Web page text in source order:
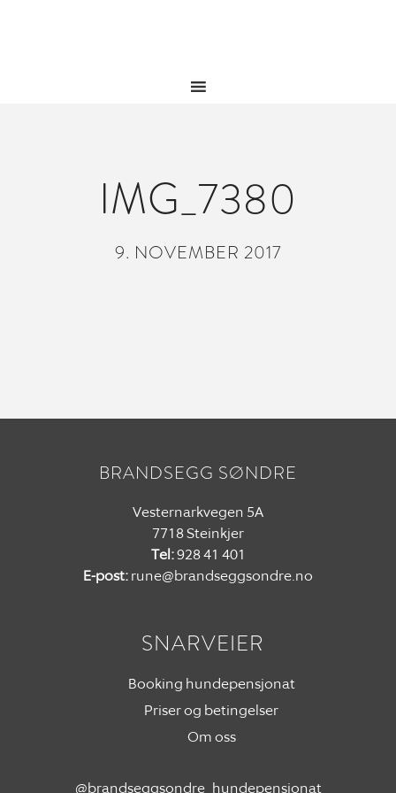
IMG_7380
9. NOVEMBER 2017
BRANDSEGG SØNDRE
Vesternarkvegen 5A
7718 Steinkjer
Tel:928 41 401
E-post:rune@brandseggsondre.no
SNARVEIER
Booking hundepensjonat
Priser og betingelser
Om oss
@brandseggsondre_hundepensjonat